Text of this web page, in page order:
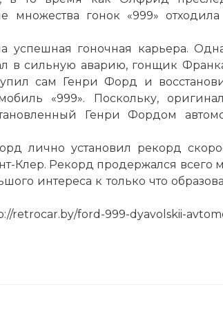
гонок «999» отходила
успешная гоночная карьера.
в сильную аварию, гонщик
сам Генри Форд и
«999». Поскольку,
Генри Фордом
лично установил рекорд
Клер. Рекорд продержался всего
интереса к только что
ford-999-dyavolskii-